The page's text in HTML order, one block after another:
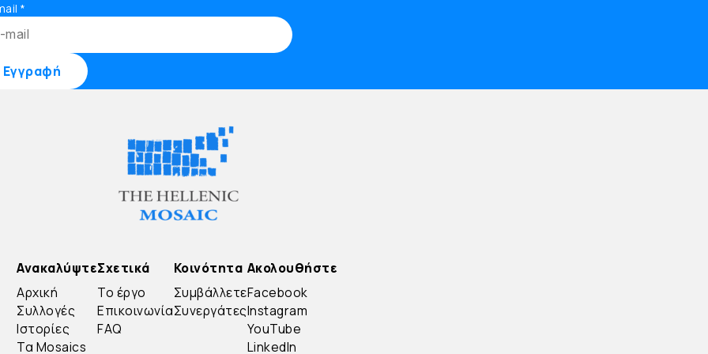
*
Ανακαλύψτε
Αρχική
Συλλογές
Ιστορίες
Τα Mosaics
Σχετικά
Το έργο
Επικοινωνία
FAQ
Κοινότητα
Συμβάλλετε
Συνεργάτες
Ακολουθήστε
Facebook
Instagram
YouTube
LinkedIn